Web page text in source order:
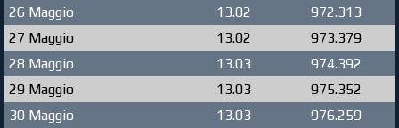
26 Maggio
13.02
972.313
27 Maggio
13.02
973.379
28 Maggio
13.03
974.392
29 Maggio
13.03
975.352
30 Maggio
13.03 976.259